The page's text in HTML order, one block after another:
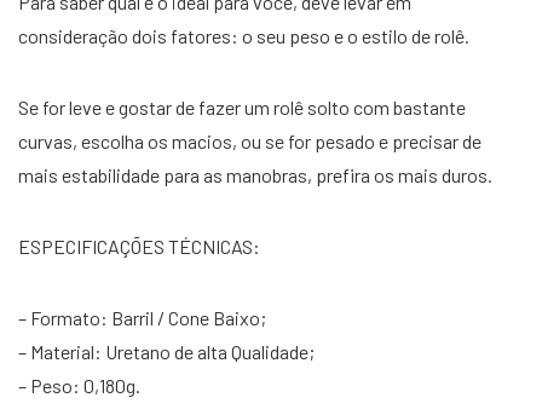
consideração dois fatores: o seu peso e o estilo de rolê.
Se for leve e gostar de fazer um rolê solto com bastante
curvas, escolha os macios, ou se for pesado e precisar de
mais estabilidade para as manobras, prefira os mais duros.
ESPECIFICAÇÕES TÉCNICAS:
– Formato: Barril / Cone Baixo;
– Material: Uretano de alta Qualidade;
– Peso: 0,180g.